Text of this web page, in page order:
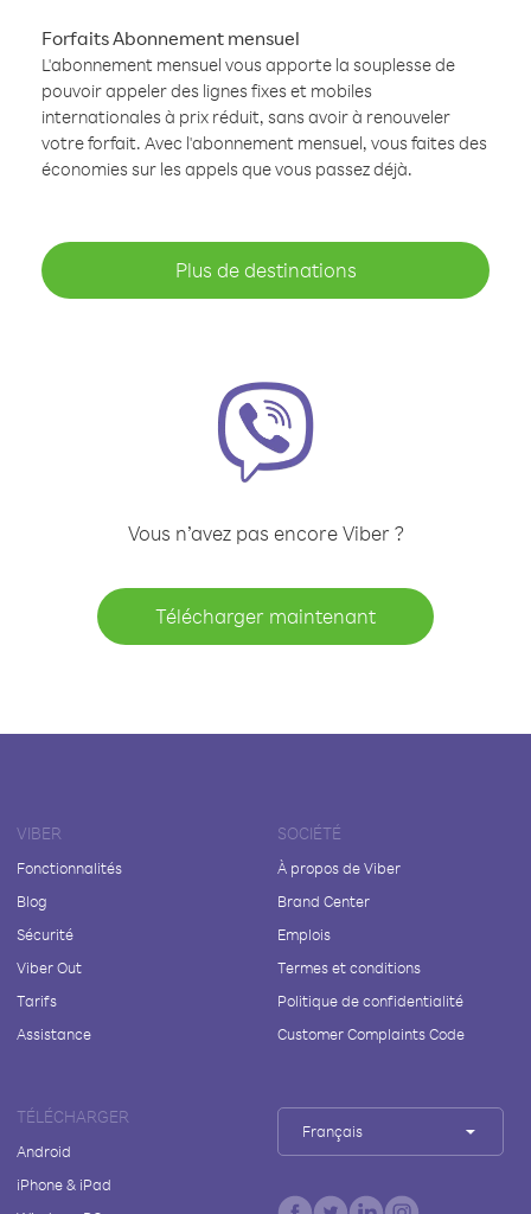
Forfaits Abonnement mensuel
L'abonnement mensuel vous apporte la souplesse de
pouvoir appeler des lignes fixes et mobiles
internationales à prix réduit, sans avoir à renouveler
votre forfait. Avec l'abonnement mensuel, vous faites des
économies sur les appels que vous passez déjà.
Plus de destinations
Vous n’avez pas encore Viber ?
Télécharger maintenant
VIBER
Fonctionnalités
Blog
Sécurité
Viber Out
Tarifs
Assistance
SOCIÉTÉ
À propos de Viber
Brand Center
Emplois
Termes et conditions
Politique de confidentialité
Customer Complaints Code
TÉLÉCHARGER
Android
iPhone & iPad
Français